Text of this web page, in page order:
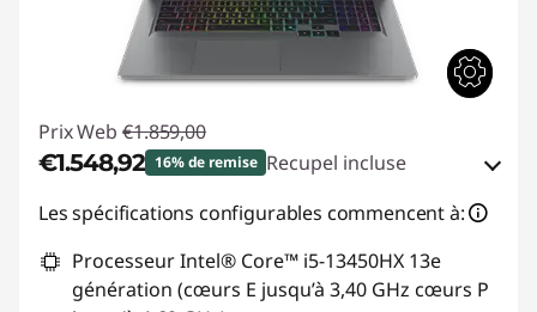
Prix Web €1.859,00
€1.548,92 16% de remise Recupel incluse
Bons de réduction en ligne :-€310,08
Code de réduction : GAMING-DEAL
Les spécifications configurables commencent à:
Processeur Intel® Core™ i5-13450HX 13e
génération (cœurs E jusqu’à 3,40 GHz cœurs P